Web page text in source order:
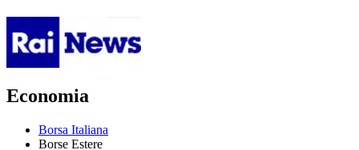
Economia
Borsa Italiana
Borse Estere